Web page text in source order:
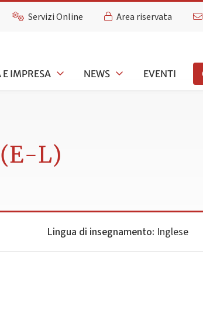
Servizi Online Area riservata
E IMPRESA NEWS EVENTI
(E-L)
Lingua di insegnamento: Inglese